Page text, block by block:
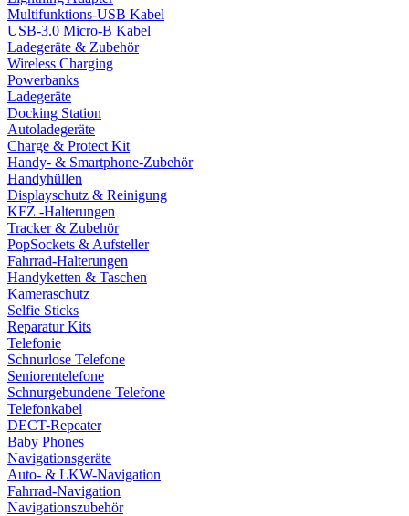
Multifunktions-USB Kabel
USB-3.0 Micro-B Kabel
Ladegeräte & Zubehör
Wireless Charging
Powerbanks
Ladegeräte
Docking Station
Autoladegeräte
Charge & Protect Kit
Handy- & Smartphone-Zubehör
Handyhüllen
Displayschutz & Reinigung
KFZ -Halterungen
Tracker & Zubehör
PopSockets & Aufsteller
Fahrrad-Halterungen
Handyketten & Taschen
Kameraschutz
Selfie Sticks
Reparatur Kits
Telefonie
Schnurlose Telefone
Seniorentelefone
Schnurgebundene Telefone
Telefonkabel
DECT-Repeater
Baby Phones
Navigationsgeräte
Auto- & LKW-Navigation
Fahrrad-Navigation
Navigationszubehör